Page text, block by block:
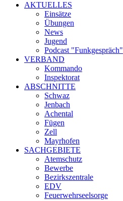
AKTUELLES
Einsätze
Übungen
News
Jugend
Podcast "Funkgespräch"
VERBAND
Kommando
Inspektorat
ABSCHNITTE
Schwaz
Jenbach
Achental
Fügen
Zell
Mayrhofen
SACHGEBIETE
Atemschutz
Bewerbe
Bezirkszentrale
EDV
Feuerwehrseelsorge